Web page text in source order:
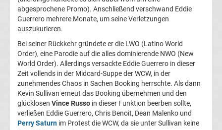
Premier
League
Erg.
Premier
League
abgesprochene Promo). Anschließend verschwand Eddie
Guerrero mehrere Monate, um seine Verletzungen
auszukurieren.
Bei seiner Rückkehr gründete er die LWO (Latino World
Order), eine Parodie auf die alles dominierende NWO (New
World Order). Allerdings versackte Eddie Guerrero in dieser
Zeit vollends in der Midcard-Suppe der WCW, in der
zunehmendes Chaos in Sachen Booking herrschte. Als dann
Kevin Sullivan erneut das Booking übernehmen und den
glücklosen Vince Russo in dieser Funktion beerben sollte,
verließen Eddie Guerrero, Chris Benoit, Dean Malenko und
Perry Saturn im Protest die WCW, da sie unter Sullivan keine